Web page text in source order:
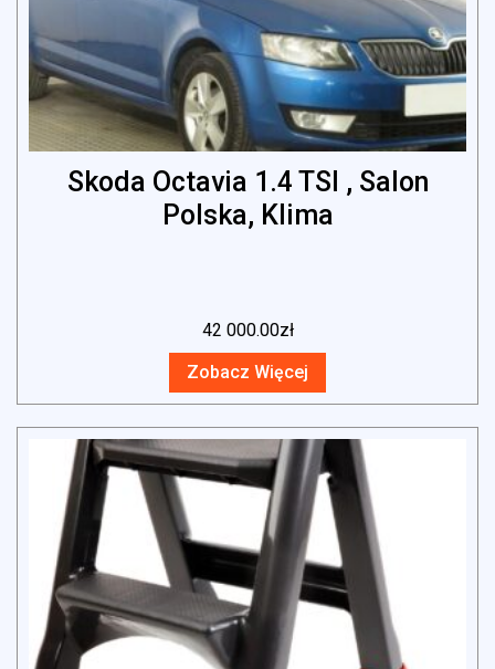
Skoda Octavia 1.4 TSI , Salon
Polska, Klima
42 000.00zł
Zobacz Więcej